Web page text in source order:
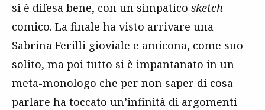
si è difesa bene, con un simpatico sketch
comico. La finale ha visto arrivare una
Sabrina Ferilli gioviale e amicona, come suo
solito, ma poi tutto si è impantanato in un
meta-monologo che per non saper di cosa
parlare ha toccato un’infinità di argomenti